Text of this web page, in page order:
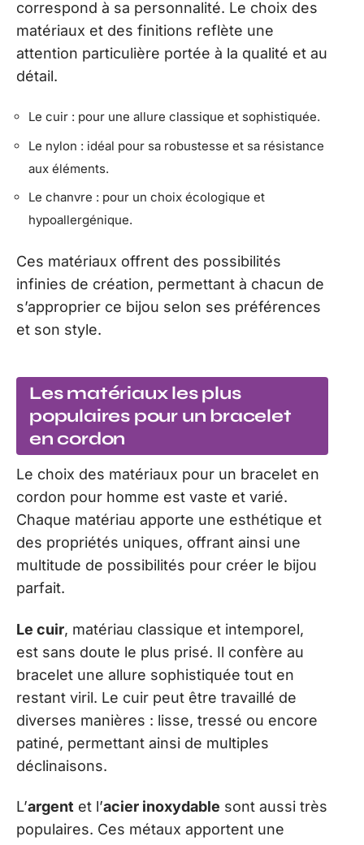
correspond à sa personnalité. Le choix des
matériaux et des finitions reflète une
attention particulière portée à la qualité et au
détail.
Le cuir : pour une allure classique et sophistiquée.
Le nylon : idéal pour sa robustesse et sa résistance
aux éléments.
Le chanvre : pour un choix écologique et
hypoallergénique.
Ces matériaux offrent des possibilités
infinies de création, permettant à chacun de
s’approprier ce bijou selon ses préférences
et son style.
Les matériaux les plus
populaires pour un bracelet
en cordon
Le choix des matériaux pour un bracelet en
cordon pour homme est vaste et varié.
Chaque matériau apporte une esthétique et
des propriétés uniques, offrant ainsi une
multitude de possibilités pour créer le bijou
parfait.
Le cuir, matériau classique et intemporel,
est sans doute le plus prisé. Il confère au
bracelet une allure sophistiquée tout en
restant viril. Le cuir peut être travaillé de
diverses manières : lisse, tressé ou encore
patiné, permettant ainsi de multiples
déclinaisons.
L’argent et l’acier inoxydable sont aussi très
populaires. Ces métaux apportent une